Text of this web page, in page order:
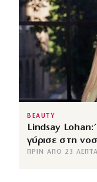
BEAUTY
Lindsay Lohan:
γύρισε στη
ΠΡΙΝ ΑΠΌ 23 ΛΕΠΤΆ